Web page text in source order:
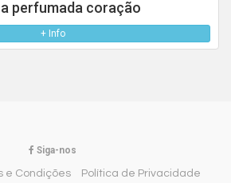
perfumada coração
+ Info
Siga-nos
e Condições
Política de Privacidade